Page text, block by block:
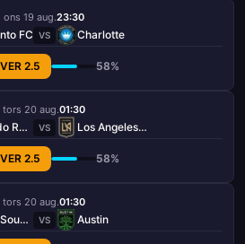
ons 19 aug.23:30
FC VS Charlotte
2.5 58%
tors 20 aug.01:30
Colorado Rapids VS Los Angeles FC
2.5 58%
tors 20 aug.01:30
Seattle Sounders VS Austin